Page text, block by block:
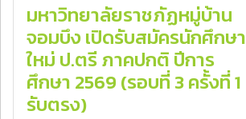
มหาวิทยาลัยราชภัฏหมู่บ้าน
จอมบึง เปิดรับสมัครนักศึกษา
ใหม่ ป.ตรี ภาคปกติ ปีการ
ศึกษา 2569 (รอบที่ 3 ครั้งที่ 1
รับตรง)